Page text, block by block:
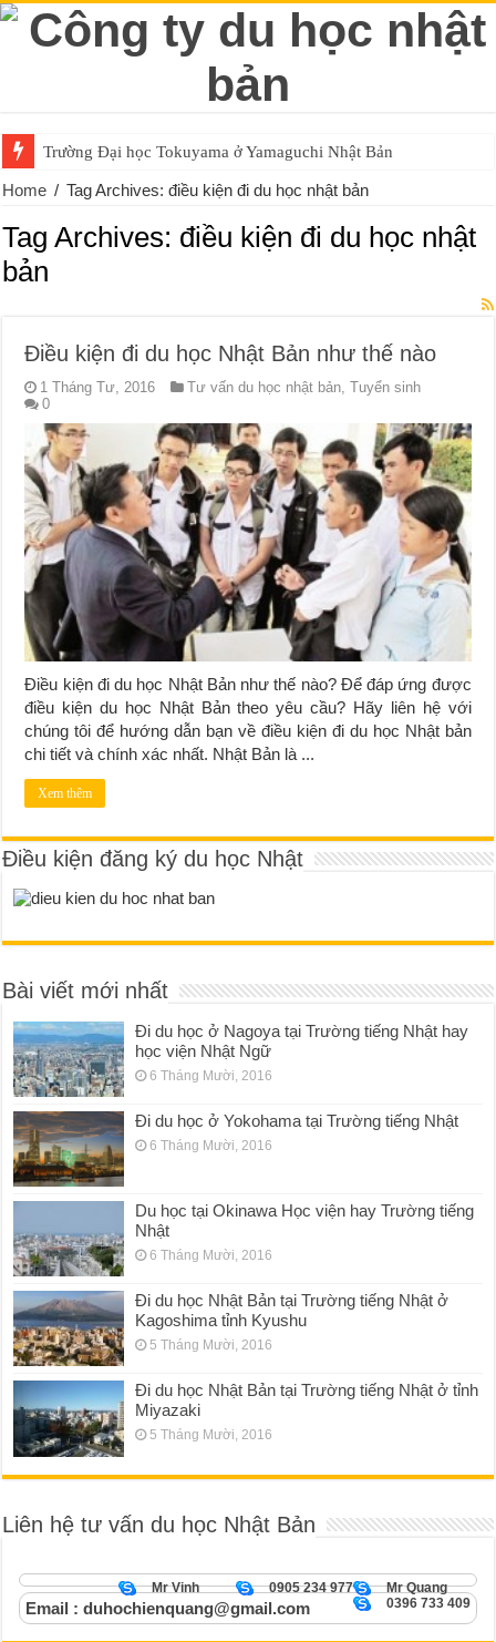
Trường Đại học Tokuyama ở Yamaguchi Nhật Bản
Home / Tag Archives: điều kiện đi du học nhật bản
Tag Archives: điều kiện đi du học nhật
bản
Điều kiện đi du học Nhật Bản như thế nào
1 Tháng Tư, 2016 Tư vấn du học nhật bản,Tuyển sinh
0
Điều kiện đi du học Nhật Bản như thế nào? Để đáp ứng được
điều kiện du học Nhật Bản theo yêu cầu? Hãy liên hệ với
chúng tôi để hướng dẫn bạn về điều kiện đi du học Nhật bản
chi tiết và chính xác nhất. Nhật Bản là ...
Xem thêm
Điều kiện đăng ký du học Nhật
Bài viết mới nhất
Đi du học ở Nagoya tại Trường tiếng Nhật hay
học viện Nhật Ngữ
6 Tháng Mười, 2016
Đi du học ở Yokohama tại Trường tiếng Nhật
6 Tháng Mười, 2016
Du học tại Okinawa Học viện hay Trường tiếng
Nhật
6 Tháng Mười, 2016
Đi du học Nhật Bản tại Trường tiếng Nhật ở
Kagoshima tỉnh Kyushu
5 Tháng Mười, 2016
Đi du học Nhật Bản tại Trường tiếng Nhật ở tỉnh
Miyazaki
5 Tháng Mười, 2016
Liên hệ tư vấn du học Nhật Bản
Mr Quang
0905 234 977
Mr Vinh
0396 733 409
Email : duhochienquang@gmail.com